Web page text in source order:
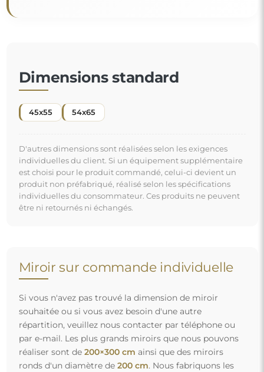
Dimensions standard
45x55 54x65
D'autres dimensions sont réalisées selon les exigences
individuelles du client. Si un équipement supplémentaire
est choisi pour le produit commandé, celui-ci devient un
produit non préfabriqué, réalisé selon les spécifications
individuelles du consommateur. Ces produits ne peuvent
être ni retournés ni échangés.
Miroir sur commande individuelle
Si vous n'avez pas trouvé la dimension de miroir
souhaitée ou si vous avez besoin d'une autre
répartition, veuillez nous contacter par téléphone ou
par e-mail. Les plus grands miroirs que nous pouvons
réaliser sont de 200×300 cm ainsi que des miroirs
ronds d'un diamètre de 200 cm. Nous fabriquons les